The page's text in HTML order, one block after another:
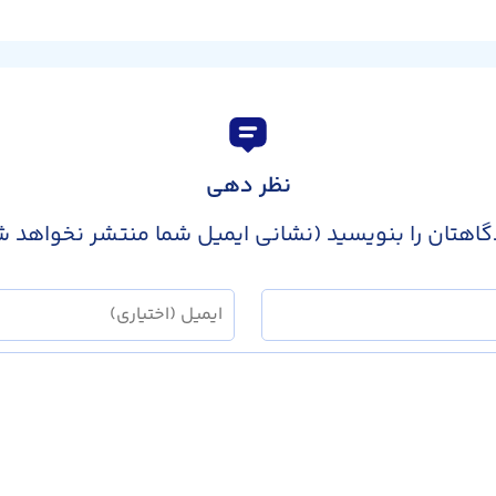
نظر دهی
را بنویسید (نشانی ایمیل شما منتشر